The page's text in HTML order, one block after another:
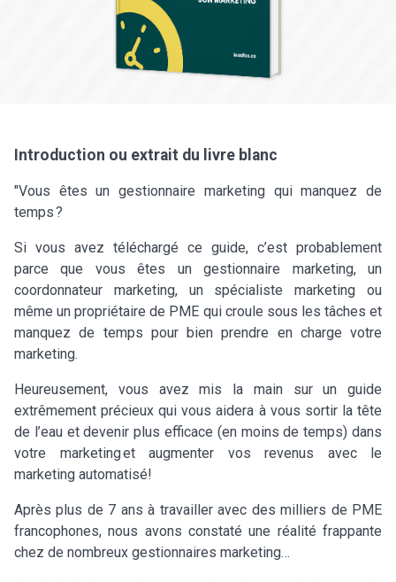
Introduction ou extrait du livre blanc
"Vous êtes un gestionnaire marketing qui manquez de
temps ?
Si vous avez téléchargé ce guide, c’est probablement
parce que vous êtes un gestionnaire marketing, un
coordonnateur marketing, un spécialiste marketing ou
même un propriétaire de PME qui croule sous les tâches et
manquez de temps pour bien prendre en charge votre
marketing.
Heureusement, vous avez mis la main sur un guide
extrêmement précieux qui vous aidera à vous sortir la tête
de l’eau et devenir plus efficace (en moins de temps) dans
votre marketing et augmenter vos revenus avec le
marketing automatisé!
Après plus de 7 ans à travailler avec des milliers de PME
francophones, nous avons constaté une réalité frappante
chez de nombreux gestionnaires marketing…